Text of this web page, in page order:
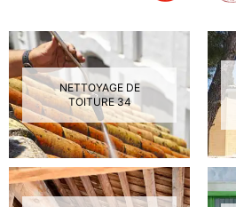
NETTOYAGE DE
TOITURE 34